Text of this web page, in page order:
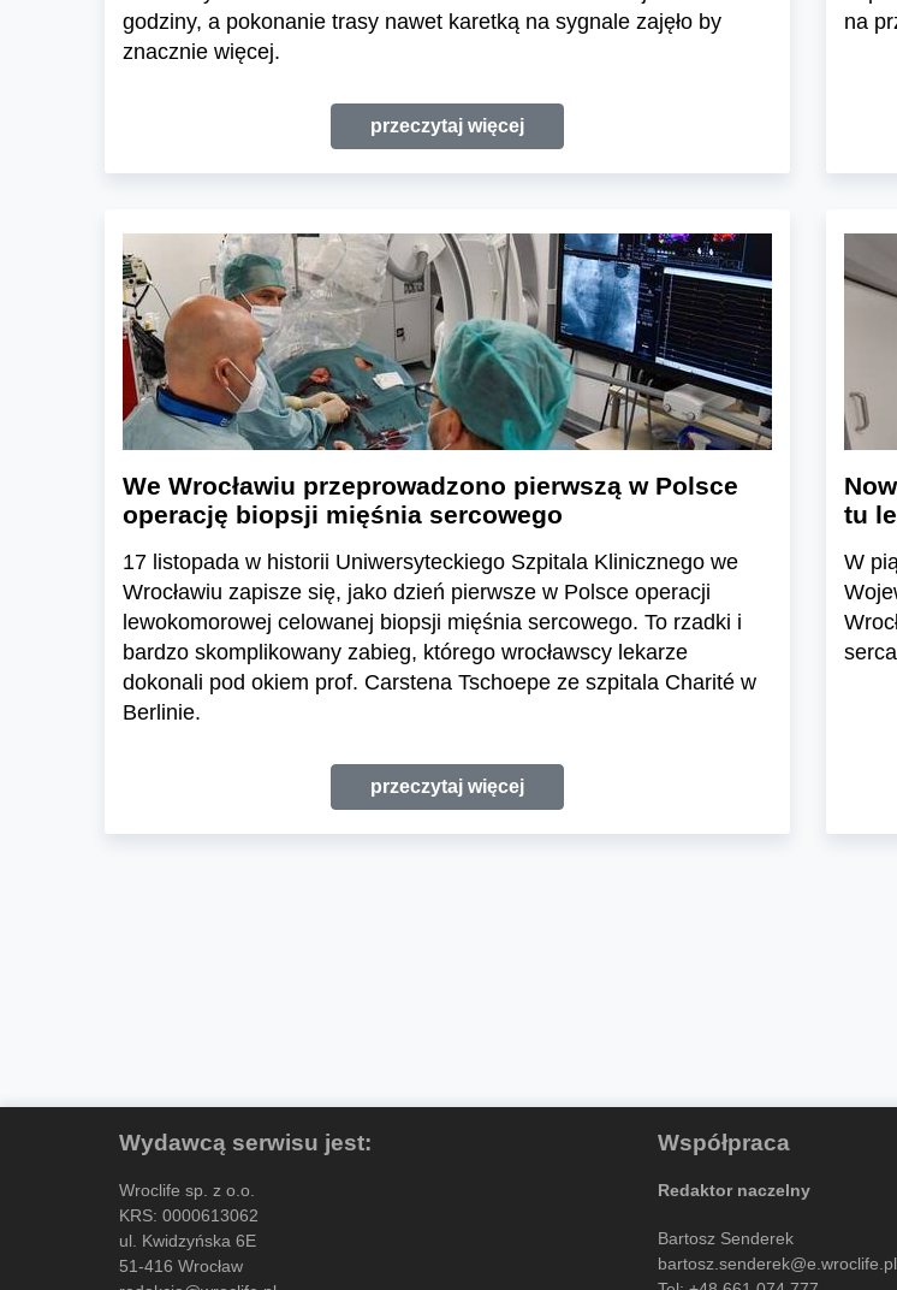
godziny, a pokonanie trasy nawet karetką na sygnale zajęło by
znacznie więcej.
przeczytaj więcej
na
We Wrocławiu przeprowadzono pierwszą w Polsce
operację biopsji mięśnia sercowego
17 listopada w historii Uniwersyteckiego Szpitala Klinicznego we
Wrocławiu zapisze się, jako dzień pierwsze w Polsce operacji
lewokomorowej celowanej biopsji mięśnia sercowego. To rzadki i
bardzo skomplikowany zabieg, którego wrocławscy lekarze
dokonali pod okiem prof. Carstena Tschoepe ze szpitala Charité w
Berlinie.
przeczytaj więcej
tu
W
Wydawcą serwisu jest:
Wroclife sp. z o.o.
KRS: 0000613062
ul. Kwidzyńska 6E
51-416 Wrocław
Współpraca
Redaktor naczelny
Bartosz Senderek
bartosz.senderek@e.wroclife.pl